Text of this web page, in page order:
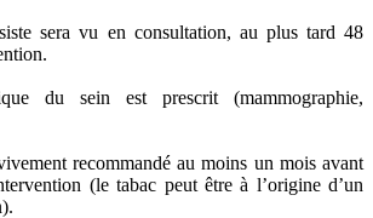
sera vu en consultation, au plus tard 48
du sein est prescrit (mammographie,
recommandé au moins un mois avant
(le tabac peut être à l’origine d’un